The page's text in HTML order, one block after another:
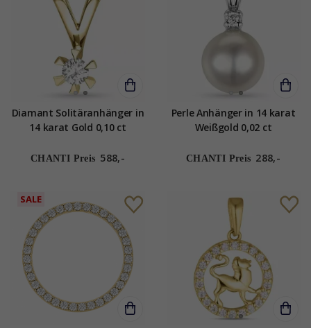
Diamant Solitäranhänger in
14 karat Gold 0,10 ct
CHANTI Preis 588,-
Perle Anhänger in 14 karat
Weißgold 0,02 ct
CHANTI Preis 288,-
SALE